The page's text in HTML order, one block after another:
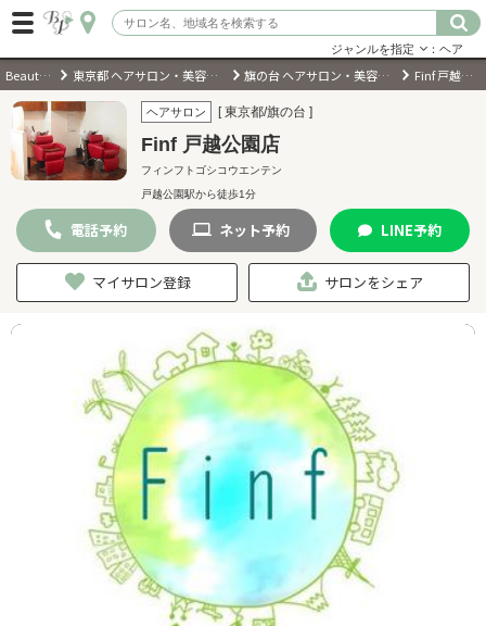
ログイン
会員登録（無料）
キーワード検索
ジャンルを選択
キーワードで検索
近くのサロンを探す
現在地から探す
ジャンルを指定 ：ヘア
BeautyPark 東京都 ヘアサロン・美容室・美容院 旗の台 ヘアサロン・美容室・美容院 Finf 戸越公園店
ヘアサロン [ 東京都/旗の台 ]
Finf 戸越公園店
フィンフトゴシコウエンテン
戸越公園駅から徒歩1分
電話予約 ネット予約 LINE予約
マイサロン登録 サロンをシェア